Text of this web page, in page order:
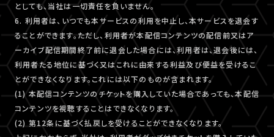
としても、当社は一切責任を負いません。
6. 利用者は、いつでも本サービスの利用を中止し、本サービスを退会す
ることができます。ただし、利用者が本配信コンテンツの配信前又はア
ーカイブ配信期間終了前に退会した場合には、利用者は、退会後には、
利用者たる地位に基づく又はこれに由来する利益及び便益を受けるこ
とができなくなります。これには以下のものが含まれます。
(1) 本配信コンテンツのチケットを購入していた場合であっても、本配信
コンテンツを視聴することはできなくなります。
(2) 第12条に基づく払戻しを受けることができなくなります。